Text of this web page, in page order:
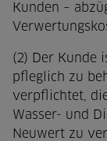
Kunden –
(2) Der Kunde
pfleglich zu
verpflichtet,
Wasser- und
Neuwert zu